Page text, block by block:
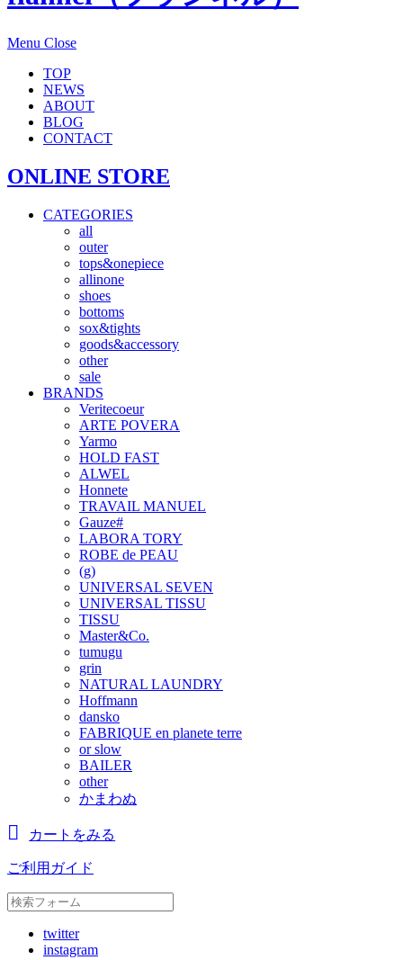
Menu Close
TOP
NEWS
ABOUT
BLOG
CONTACT
ONLINE STORE
CATEGORIES
all
outer
tops&onepiece
allinone
shoes
bottoms
sox&tights
goods&accessory
other
sale
BRANDS
Veritecoeur
ARTE POVERA
Yarmo
HOLD FAST
ALWEL
Honnete
TRAVAIL MANUEL
Gauze#
LABORA TORY
ROBE de PEAU
(g)
UNIVERSAL SEVEN
UNIVERSAL TISSU
TISSU
Master&Co.
tumugu
grin
NATURAL LAUNDRY
Hoffmann
dansko
FABRIQUE en planete terre
or slow
BAILER
other
かまわぬ
カートをみる
ご利用ガイド
twitter
instagram